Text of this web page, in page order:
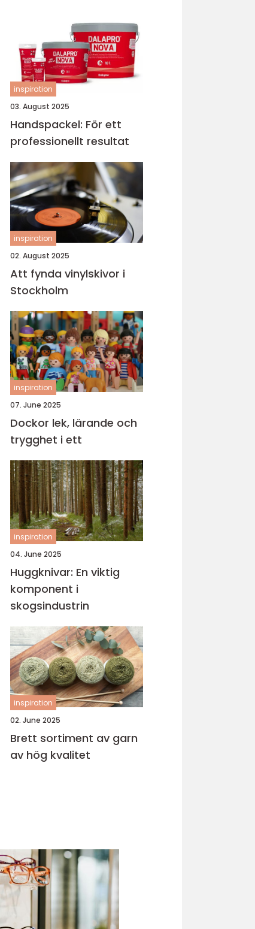
inspiration
03. August 2025
Handspackel: För ett
professionellt resultat
inspiration
02. August 2025
Att fynda vinylskivor i
Stockholm
inspiration
07. June 2025
Dockor lek, lärande och
trygghet i ett
inspiration
04. June 2025
Huggknivar: En viktig
komponent i
skogsindustrin
inspiration
02. June 2025
Brett sortiment av garn
av hög kvalitet